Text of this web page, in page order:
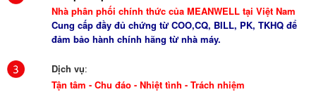
Nhà phân phối chính thức của MEANWELL tại Việt Nam
Cung cấp đầy đủ chứng từ COO,CQ, BILL, PK, TKHQ để
đảm bảo hành chính hãng từ nhà máy.
Dịch vụ:
Tận tâm - Chu đáo - Nhiệt tình - Trách nhiệm